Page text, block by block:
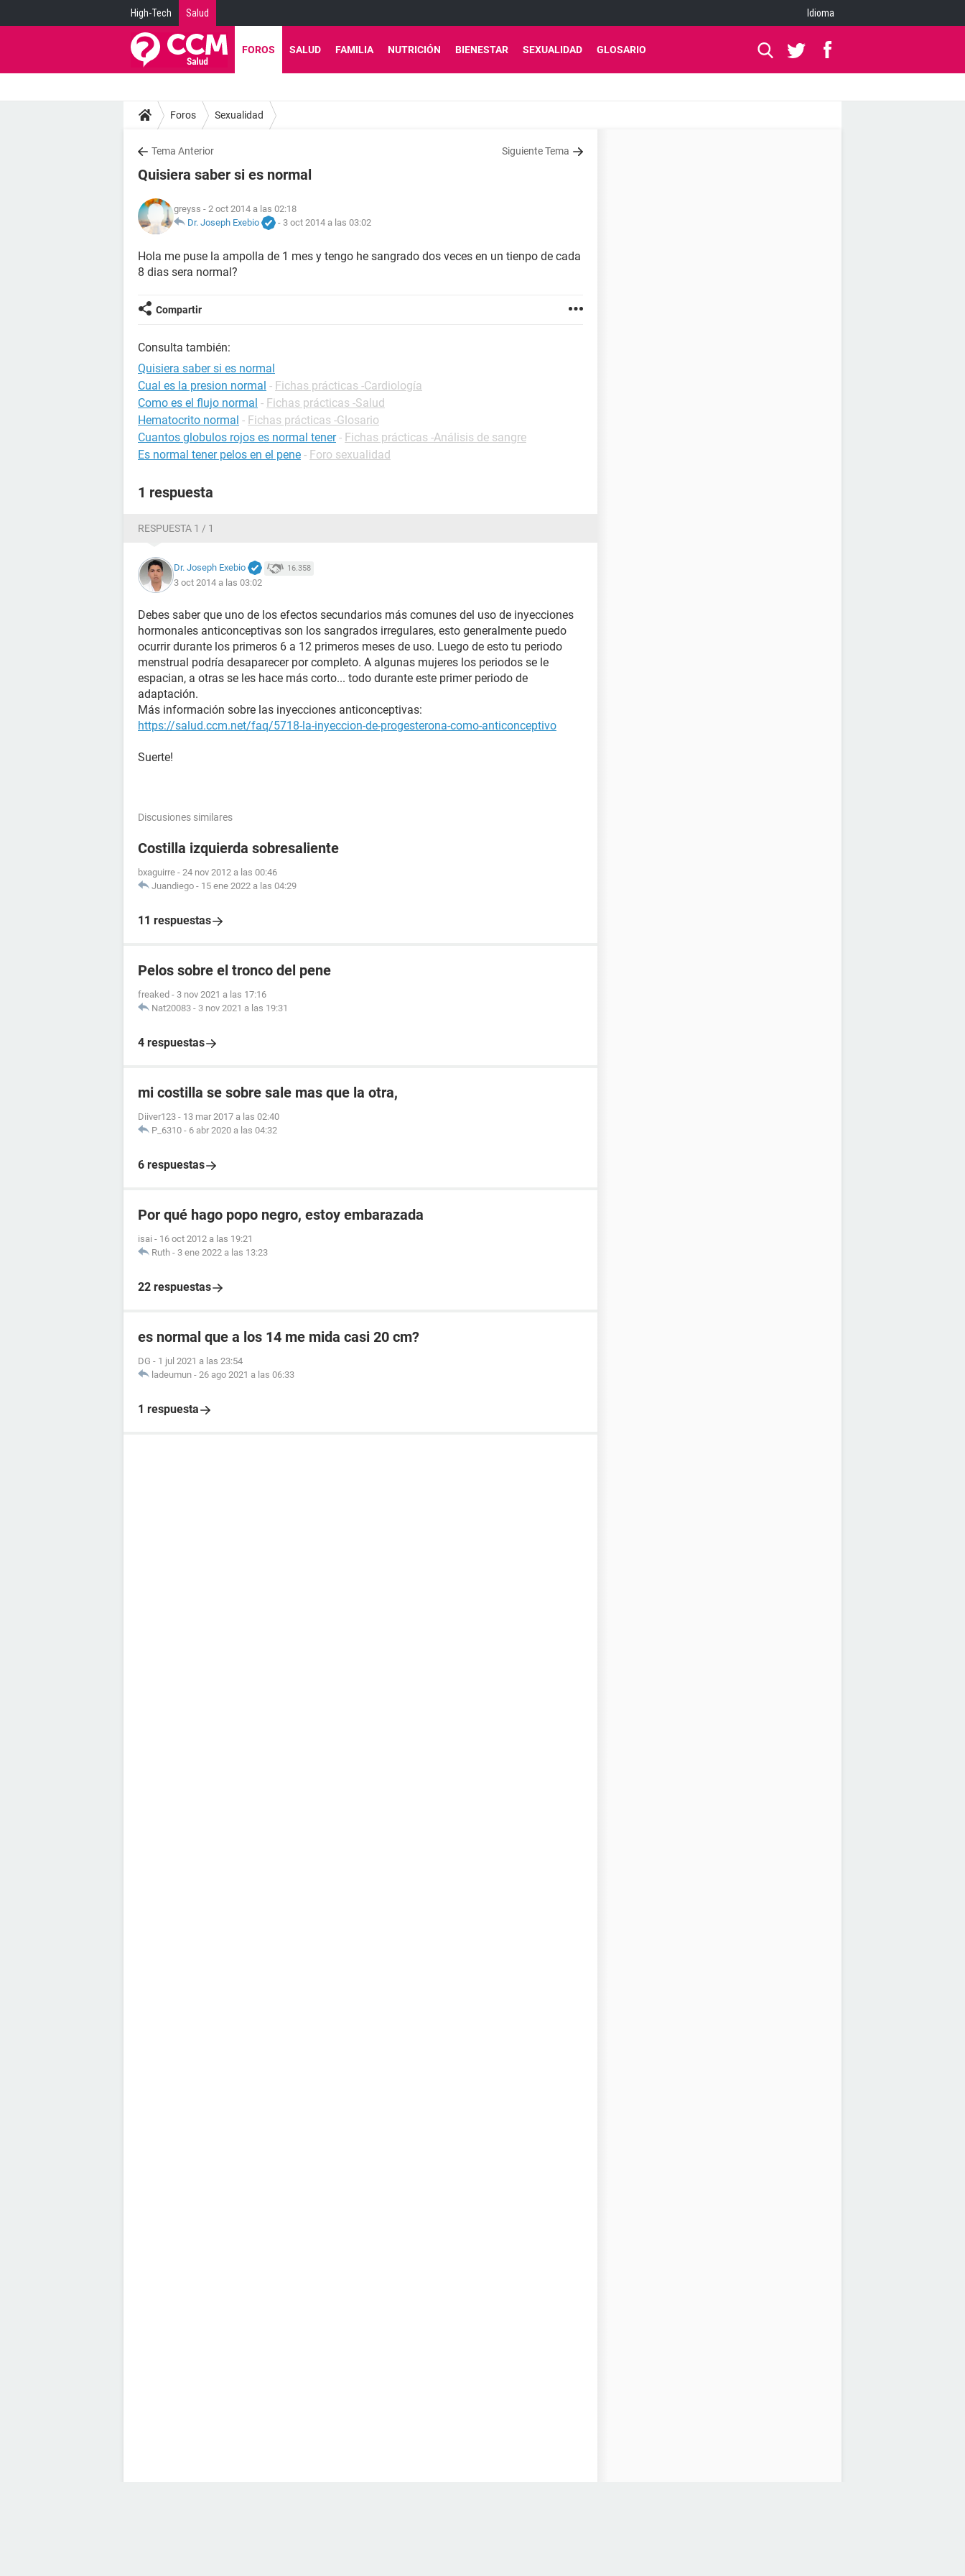
High-Tech Salud Idioma
FOROS SALUD FAMILIA NUTRICIÓN BIENESTAR SEXUALIDAD GLOSARIO
Foros Sexualidad
Tema Anterior Siguiente Tema
Quisiera saber si es normal
greyss - 2 oct 2014 a las 02:18
Dr. Joseph Exebio
- 3 oct 2014 a las 03:02
Hola me puse la ampolla de 1 mes y tengo he sangrado dos veces en un tienpo de cada
8 dias sera normal?
Compartir
Consulta también:
Quisiera saber si es normal
Cual es la presion normal - Fichas prácticas -Cardiología
Como es el flujo normal - Fichas prácticas -Salud
Hematocrito normal - Fichas prácticas -Glosario
Cuantos globulos rojos es normal tener - Fichas prácticas -Análisis de sangre
Es normal tener pelos en el pene - Foro sexualidad
1 respuesta
RESPUESTA 1 / 1
Dr. Joseph Exebio 16.358
3 oct 2014 a las 03:02
Debes saber que uno de los efectos secundarios más comunes del uso de inyecciones
hormonales anticonceptivas son los sangrados irregulares, esto generalmente puedo
ocurrir durante los primeros 6 a 12 primeros meses de uso. Luego de esto tu periodo
menstrual podría desaparecer por completo. A algunas mujeres los periodos se le
espacian, a otras se les hace más corto... todo durante este primer periodo de
adaptación.
Más información sobre las inyecciones anticonceptivas:
https://salud.ccm.net/faq/5718-la-inyeccion-de-progesterona-como-anticonceptivo
Suerte!
Discusiones similares
Costilla izquierda sobresaliente
bxaguirre - 24 nov 2012 a las 00:46
Juandiego - 15 ene 2022 a las 04:29
11 respuestas
Pelos sobre el tronco del pene
freaked - 3 nov 2021 a las 17:16
Nat20083 - 3 nov 2021 a las 19:31
4 respuestas
mi costilla se sobre sale mas que la otra,
Diiver123 - 13 mar 2017 a las 02:40
P_6310 - 6 abr 2020 a las 04:32
6 respuestas
Por qué hago popo negro, estoy embarazada
isai - 16 oct 2012 a las 19:21
Ruth - 3 ene 2022 a las 13:23
22 respuestas
es normal que a los 14 me mida casi 20 cm?
DG - 1 jul 2021 a las 23:54
ladeumun - 26 ago 2021 a las 06:33
1 respuesta